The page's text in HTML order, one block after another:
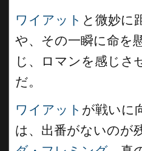
ワイアット と微妙に
や、その一瞬に命を
じ、ロマンを感じさ
だ。
ワイアット が戦いに
は、出番がないのが